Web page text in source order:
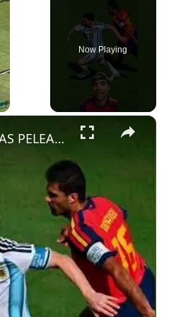
Now Playing
×
TODAS LAS PELEAS EN LA FINAL DEL MUNDIAL